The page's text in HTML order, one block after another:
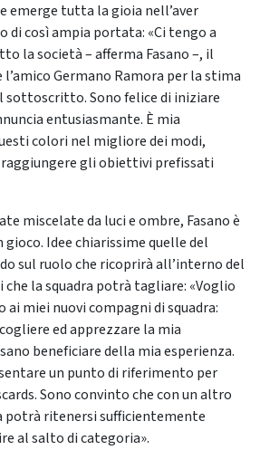
emerge tutta la gioia nell’aver
così ampia portata: «Ci tengo a
la società – afferma Fasano –, il
l’amico Germano Ramora per la stima
sottoscritto. Sono felice di iniziare
entusiasmante. È mia
colori nel migliore dei modi,
raggiungere gli obiettivi prefissati
miscelate da luci e ombre, Fasano è
Idee chiarissime quelle del
sul ruolo che ricoprirà all’interno del
la squadra potrà tagliare: «Voglio
ai miei nuovi compagni di squadra:
ed apprezzare la mia
beneficiare della mia esperienza.
un punto di riferimento per
Sono convinto che con un altro
potrà ritenersi sufficientemente
al salto di categoria».